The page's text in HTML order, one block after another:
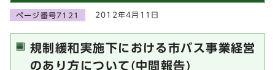
ページ番号7121 2012年4月11日
規制緩和実施下における市バス事業経営
のあり方について(中間報告)